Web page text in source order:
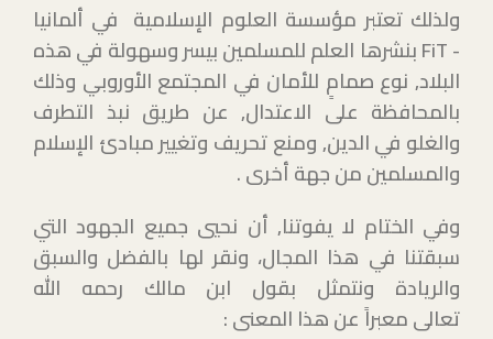
ولذلك تعتبر مؤسسة العلوم الإسلامية في ألمانيا
-
FiTبنشرها العلم للمسلمين بيسر وسهولة في هذه
البلاد, نوع صمامٍ للأمان في المجتمع الأوروبي وذلك
بالمحافظة على الاعتدال, عن طريق نبذ التطرف
والغلو في الدين, ومنع تحريف وتغيير مبادئ الإسلام
والمسلمين من جهة أخرى .
وفي الختام لا يفوتنا, أن نحيي جميع الجهود التي
سبقتنا في هذا المجال، ونقر لها بالفضل والسبق
والريادة ونتمثل بقول ابن مالك رحمه الله
تعالى معبراً عن هذا المعنى :